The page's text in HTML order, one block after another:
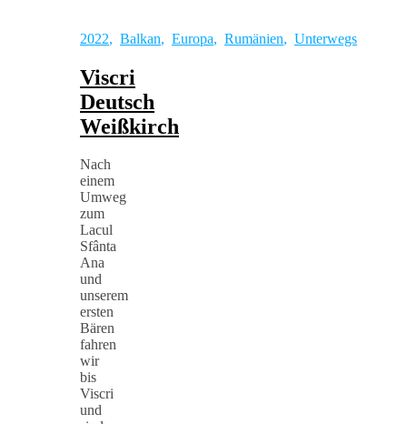
2022, Balkan, Europa, Rumänien, Unterwegs
Viscri
Deutsch
Weißkirch
Nach
einem
Umweg
zum
Lacul
Sfânta
Ana
und
unserem
ersten
Bären
fahren
wir
bis
Viscri
und